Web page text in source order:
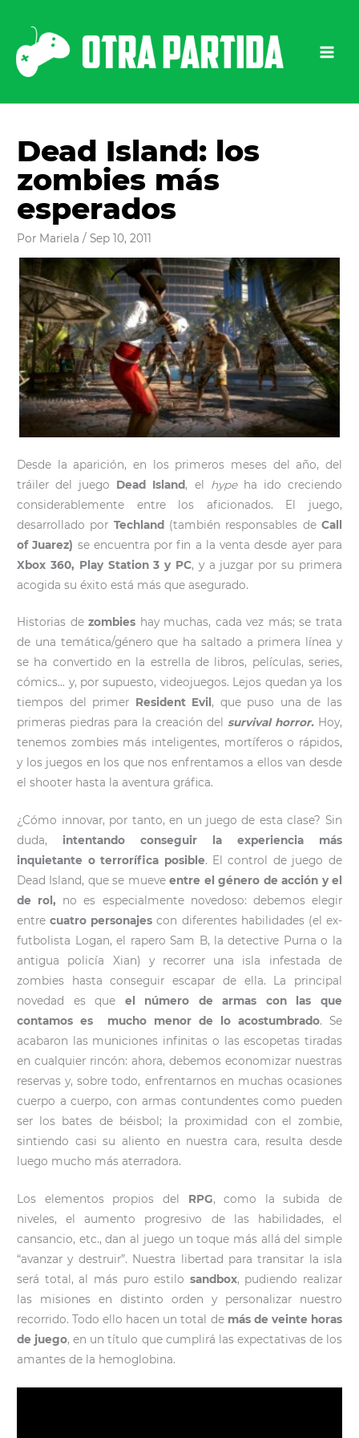
contenido
Dead Island: los
zombies más
esperados
Por Mariela/Sep 10, 2011
Desde la aparición, en los primeros meses del año, del
tráiler del juego Dead Island, el hypeha ido creciendo
considerablemente entre los aficionados. El juego,
desarrollado por Techland(también responsables deCall
of Juarez) se encuentra por fin a la venta desde ayer para
Xbox 360, Play Station 3 y PC, y a juzgar por su primera
acogida su éxito está más que asegurado.
Historias dezombies hay muchas, cada vez más; se trata
de una temática/género que ha saltado a primera línea y
se ha convertido en la estrella de libros, películas, series,
cómics… y, por supuesto, videojuegos. Lejos quedan ya los
tiempos del primer Resident Evil , que puso una de las
primeras piedras para la creación del survival horror.Hoy,
tenemos zombies más inteligentes, mortíferos o rápidos,
y los juegos en los que nos enfrentamos a ellos van desde
el shooter hasta la aventura gráfica.
¿Cómo innovar, por tanto, en un juego de esta clase? Sin
duda, intentando conseguir la experiencia más
inquietante o terrorífica posible. El control de juego de
Dead Island, que se mueveentre el género de acción y el
de rol, no es especialmente novedoso: debemos elegir
entrecuatro personajes con diferentes habilidades (el ex-
futbolista Logan, el rapero Sam B, la detective Purna o la
antigua policía Xian) y recorrer una isla infestada de
zombies hasta conseguir escapar de ella. La principal
novedad es que el número de armas con las que
contamos es mucho menor de lo acostumbrado. Se
acabaron las municiones infinitas o las escopetas tiradas
en cualquier rincón: ahora, debemos economizar nuestras
reservas y, sobre todo, enfrentarnos en muchas ocasiones
cuerpo a cuerpo, con armas contundentes como pueden
ser los bates de béisbol; la proximidad con el zombie,
sintiendo casi su aliento en nuestra cara, resulta desde
luego mucho más aterradora.
Los elementos propios del RPG, como la subida de
niveles, el aumento progresivo de las habilidades, el
cansancio, etc., dan al juego un toque más allá del simple
“avanzar y destruir”. Nuestra libertad para transitar la isla
será total, al más puro estilo sandbox, pudiendo realizar
las misiones en distinto orden y personalizar nuestro
recorrido. Todo ello hacen un total de más de veinte horas
de juego, en un título que cumplirá las expectativas de los
amantes de la hemoglobina.